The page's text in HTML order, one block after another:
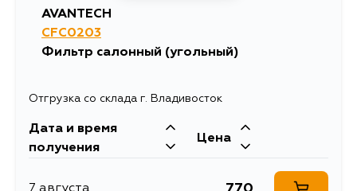
AVANTECH
CFC0203
Фильтр салонный (угольный)
Отгрузка со склада г. Владивосток
Дата и время
получения
Цена
7 августа